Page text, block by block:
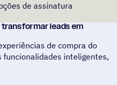
de assinatura
leads em
de compra do
funcionalidades inteligentes,